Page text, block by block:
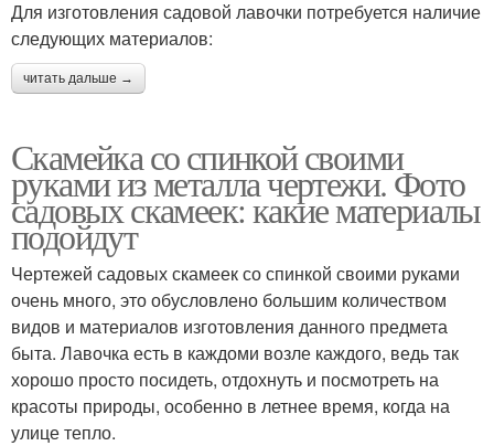
Для изготовления садовой лавочки потребуется наличие
следующих материалов:
читать дальше →
Скамейка со спинкой своими
руками из металла чертежи. Фото
садовых скамеек: какие материалы
подойдут
Чертежей садовых скамеек со спинкой своими руками
очень много, это обусловлено большим количеством
видов и материалов изготовления данного предмета
быта. Лавочка есть в каждоми возле каждого, ведь так
хорошо просто посидеть, отдохнуть и посмотреть на
красоты природы, особенно в летнее время, когда на
улице тепло.